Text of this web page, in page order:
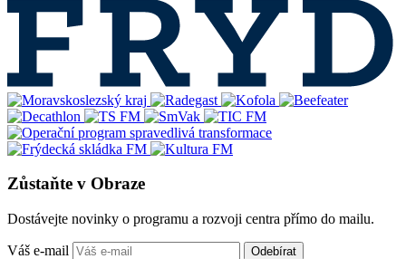
Zůstaňte v Obraze
Dostávejte novinky o programu a rozvoji centra přímo do mailu.
Váš e-mail Odebírat